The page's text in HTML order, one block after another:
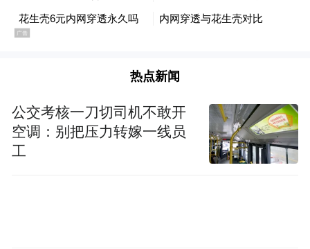
热点新闻
公交考核一刀切司机不敢开
空调：别把压力转嫁一线员
工